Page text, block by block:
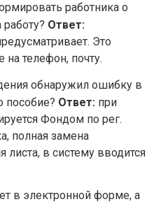
работника о
Ответ:
Это
телефон, почту.
обнаружил ошибку в
пособие? Ответ: при
Фондом по рег.
полная замена
в систему вводится
в электронной форме, а